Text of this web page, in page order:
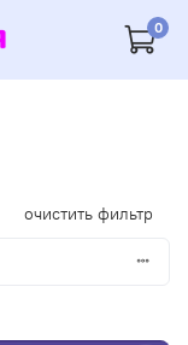
0
очистить фильтр